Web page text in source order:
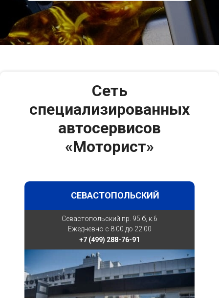
Сеть
специализированных
автосервисов
«Моторист»
СЕВАСТОПОЛЬСКИЙ
Севастопольский пр. 95 б, к.6
Ежедневно с 8:00 до 22:00
+7 (499) 288-76-91